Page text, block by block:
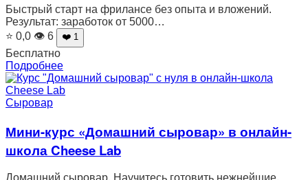
Быстрый старт на фрилансе без опыта и вложений.
Результат: заработок от 5000…
⭐ 0,0 👁 6 ❤️ 1
Бесплатно
Подробнее
Сыровар
Мини-курс «Домашний сыровар» в онлайн-
школа Cheese Lab